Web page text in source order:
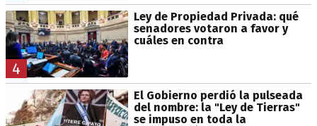
4
Ley de Propiedad Privada: qué
senadores votaron a favor y
cuáles en contra
El Gobierno perdió la pulseada
del nombre: la "Ley de Tierras"
se impuso en toda la